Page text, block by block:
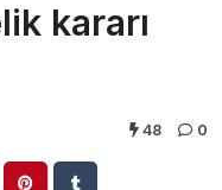
kararı
48 0